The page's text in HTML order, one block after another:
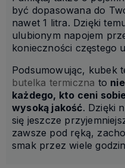
być dopasowana do
nawet 1 litra. Dzięki
ulubionym napojem
konieczności częstego
Podsumowując, kubek
butelka termiczna to
każdego, kto ceni
wysoką jakość. Dzięki
się jeszcze
zawsze pod ręką,
smak przez wiele